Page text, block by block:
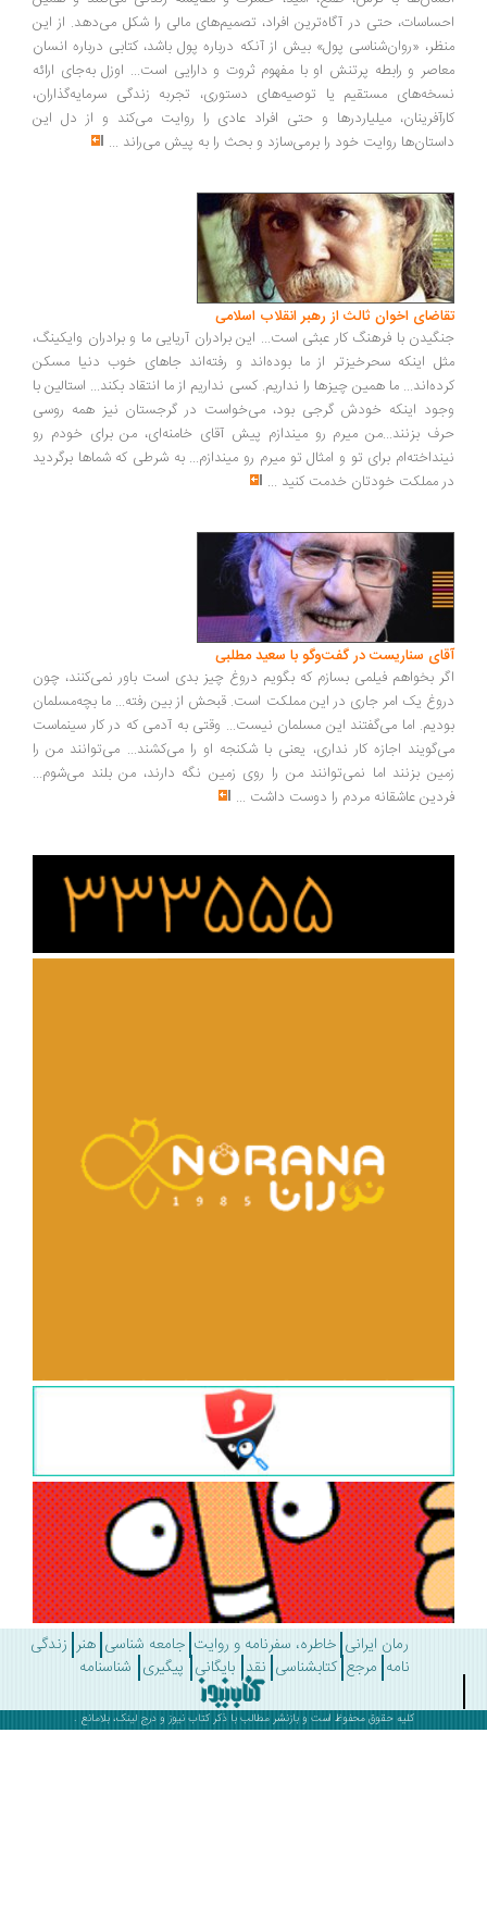
حتی در آگاه‌ترین افراد، تصمیم‌های مالی را شکل می‌دهد. از این
«روان‌شناسی پول» بیش از آنکه درباره پول باشد، کتابی درباره انسان
و رابطه پرتنش او با مفهوم ثروت و دارایی است... اوزل به‌جای ارائه
مستقیم یا توصیه‌های دستوری، تجربه زندگی سرمایه‌گذاران،
میلیاردرها و حتی افراد عادی را روایت می‌کند و از دل این
روایت خود را برمی‌سازد و بحث را به پیش می‌راند...
اخوان ثالث از رهبر انقلاب اسلامی
با فرهنگ کار عبثی است... این برادران آریایی ما و برادران وایکینگ،
اینکه سحرخیزتر از ما بوده‌اند و رفته‌اند جاهای خوب دنیا مسکن
ما همین چیزها را نداریم. کسی نداریم از ما انتقاد بکند... استالین با
اینکه خودش گرجی بود، می‌خواست در گرجستان نیز همه روسی
بزنند...من میرم رو میندازم پیش آقای خامنه‌ای، من برای خودم رو
برای تو و امثال تو میرم رو میندازم... به شرطی که شماها برگردید
مملکت خودتان خدمت کنید...
سناریست در گفت‌وگو با سعید مطلبی
بخواهم فیلمی بسازم که بگویم دروغ چیز بدی است باور نمی‌کنند، چون
یک امر جاری در این مملکت است. قبحش از بین رفته... ما بچه‌مسلمان
اما می‌گفتند این مسلمان نیست... وقتی به آدمی که در کار سینماست
اجازه کار نداری، یعنی با شکنجه او را می‌کشند... می‌توانند من را
بزنند اما نمی‌توانند من را روی زمین نگه دارند، من بلند می‌شوم...
عاشقانه مردم را دوست داشت ...
رمان ایرانی خاطره، سفرنامه و روایت جامعه شناسی هنر زندگی
مرجع کتابشناسی نقد بایگانی پیگیری شناسنامه
کلیه حقوق محفوظ است و بازنشر مطالب با ذکرکتاب نیوزو درج لینک، بلامانع .